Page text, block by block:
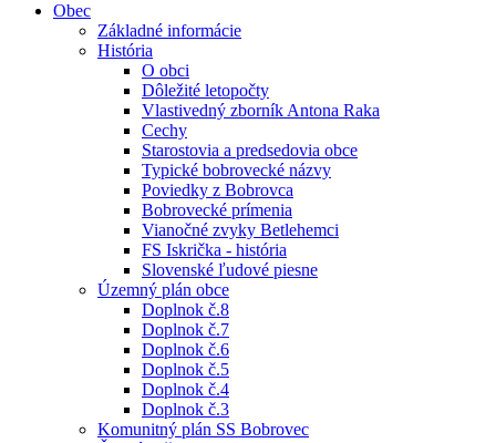
Obec
Základné informácie
História
O obci
Dôležité letopočty
Vlastivedný zborník Antona Raka
Cechy
Starostovia a predsedovia obce
Typické bobrovecké názvy
Poviedky z Bobrovca
Bobrovecké prímenia
Vianočné zvyky Betlehemci
FS Iskrička - história
Slovenské ľudové piesne
Územný plán obce
Doplnok č.8
Doplnok č.7
Doplnok č.6
Doplnok č.5
Doplnok č.4
Doplnok č.3
Komunitný plán SS Bobrovec